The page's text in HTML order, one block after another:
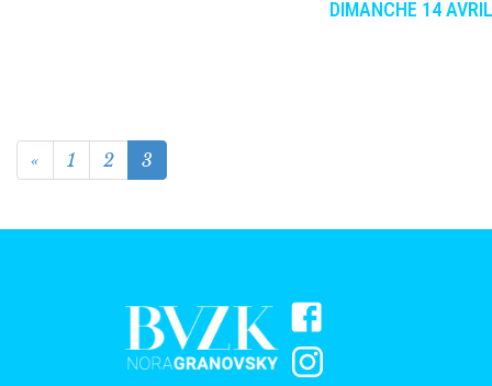
DIMANCHE 14 AVRIL
« 1 2 3